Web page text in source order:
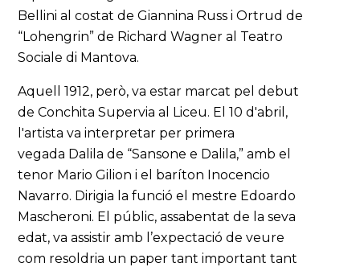
Bellini al costat de Giannina Russ i Ortrud de
“Lohengrin” de Richard Wagner al Teatro
Sociale di Mantova.
Aquell 1912, però, va estar marcat pel debut
de Conchita Supervia al Liceu. El 10 d'abril,
l'artista va interpretar per primera
vegada Dalila de “Sansone e Dalila,” amb el
tenor Mario Gilion i el baríton Inocencio
Navarro. Dirigia la funció el mestre Edoardo
Mascheroni. El públic, assabentat de la seva
edat, va assistir amb l’expectació de veure
com resoldria un paper tant important tant